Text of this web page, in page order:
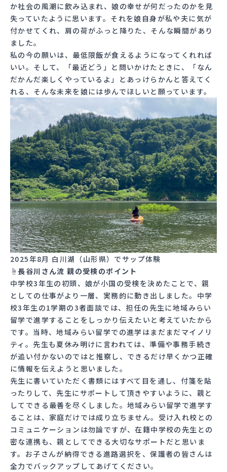
か社会の風潮に飲み込まれ、娘の幸せが何だったのかを見
失っていたように思います。それを娘自身が私や夫に気が
付かせてくれ、肩の荷がふっと降りた、そんな瞬間があり
ました。
私の今の願いは、最低限飯が食えるようになってくれれば
いい。そして、「最近どう」と問いかけたときに、「なん
だかんだ楽しくやっているよ」とあっけらかんと答えてく
れる、そんな未来を娘には歩んでほしいと願っています。
2025年8月 白川湖（山形県）でサップ体験
☝長谷川さん流 親の受検のポイント
中学校3年生の初頭、娘が小国の受検を決めたことで、親
としての仕事がより一層、実務的に動き出しました。中学
校3年生の1学期の3者面談では、担任の先生に地域みらい
留学で進学することをしっかり伝えたいと考えていたから
です。当時、地域みらい留学での進学はまだまだマイノリ
ティ。先生も夏休み明けに言われては、準備や事務手続き
が追い付かないのではと推察し、できるだけ早くかつ正確
に情報を伝えようと思いました。
先生に書いていただく書類にはすべて目を通し、付箋を貼
ったりして、先生にサポートして頂きやすいように、親と
してできる最善を尽くしました。地域みらい留学で進学す
ることは、家庭だけでは成り立ちません。受け入れ校との
コミュニケーションは勿論ですが、在籍中学校の先生との
密な連携も、親としてできる大切なサポートだと思いま
す。お子さんが納得できる進路選択を、保護者の皆さんは
全力でバックアップしてあげてください。